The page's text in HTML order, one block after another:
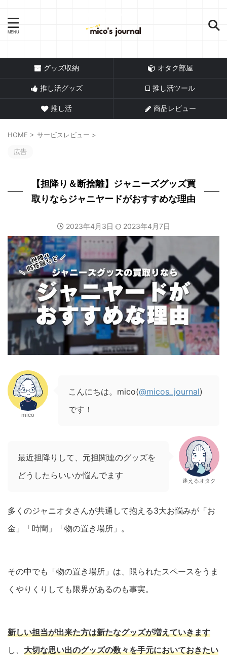
グッズ収納 オタク部屋
推し活グッズ 推し活ツール
推し活 商品レビュー
HOME > サービスレビュー >
広告
【担降り＆断捨離】ジャニーズグッズ買
取りならジャニヤードがおすすめな理由
2023年4月3日 2023年4月7日
mico
こんにちは。mico(@micos_journal)
です！
最近担降りして、元担関連のグッズを
どうしたらいいか悩んでます
迷えるオタク
多くのジャニオタさんが共通して抱える3大お悩みが「お
金」「時間」「物の置き場所」。
その中でも「物の置き場所」は、限られたスペースをうま
くやりくりしても限界があるのも事実。
新しい担当が出来た方は新たなグッズが増えていきます
し、 大切な思い出のグッズの数々を手元においておきたい